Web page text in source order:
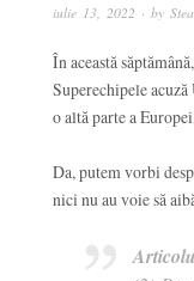
iulie 13, 2022 · by
În această
Superechipele
o altă parte a
Da, putem vorbi
nici nu au voie să